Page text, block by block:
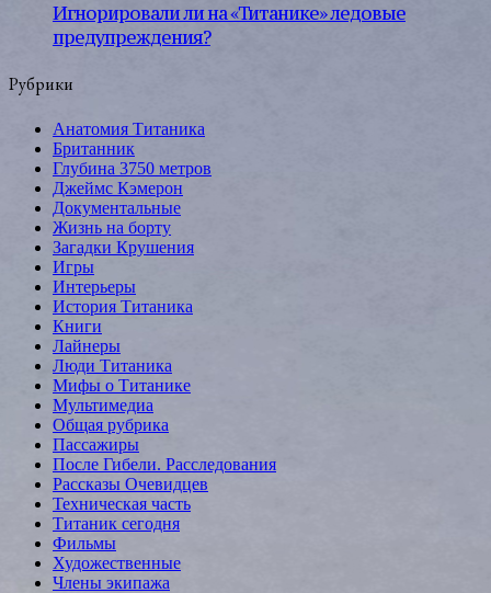
Игнорировали ли на «Титанике» ледовые
предупреждения?
Рубрики
Анатомия Титаника
Британник
Глубина 3750 метров
Джеймс Кэмерон
Документальные
Жизнь на борту
Загадки Крушения
Игры
Интерьеры
История Титаника
Книги
Лайнеры
Люди Титаника
Мифы о Титанике
Мультимедиа
Общая рубрика
Пассажиры
После Гибели. Расследования
Рассказы Очевидцев
Техническая часть
Титаник сегодня
Фильмы
Художественные
Члены экипажа